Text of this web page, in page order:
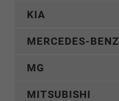
KIA
MERCEDES-BENZ
MG
MITSUBISHI